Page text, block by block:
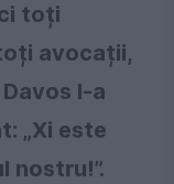
toți
avocații,
l-a
„Xi este
nostru!”.